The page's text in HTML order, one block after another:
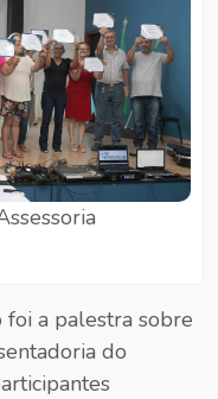
a palestra sobre
do